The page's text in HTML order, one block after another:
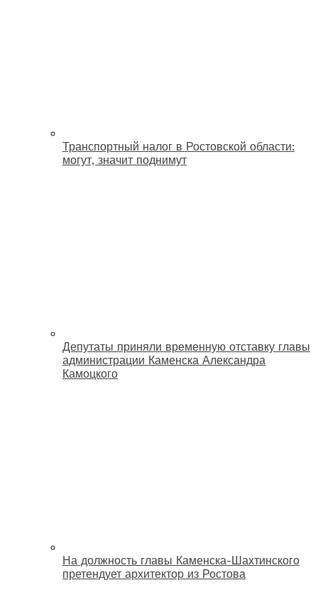
Транспортный налог в Ростовской области:
могут, значит поднимут
Депутаты приняли временную отставку главы
администрации Каменска Александра
Камоцкого
На должность главы Каменска-Шахтинского
претендует архитектор из Ростова